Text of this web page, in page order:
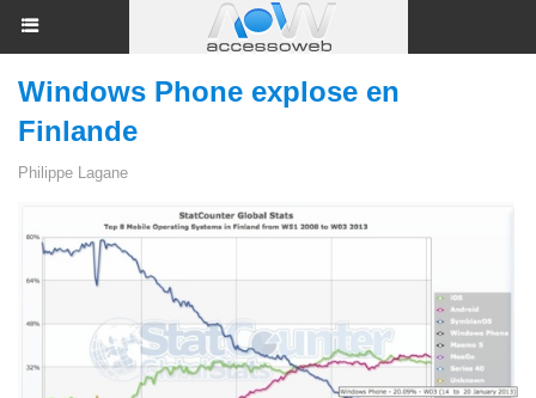
Windows Phone explose en
Finlande
Philippe Lagane